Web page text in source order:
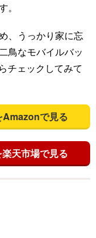
、うっかり家に忘
鳥なモバイルバッ
チェックしてみて
Amazonで見る
天市場で見る